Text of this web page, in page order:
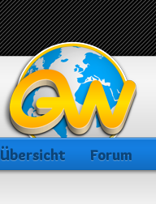
Übersicht Forum